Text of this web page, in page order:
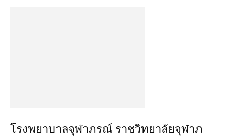
โรงพยาบาลจุฬาภรณ์ ราชวิทยาลัยจุฬาภ